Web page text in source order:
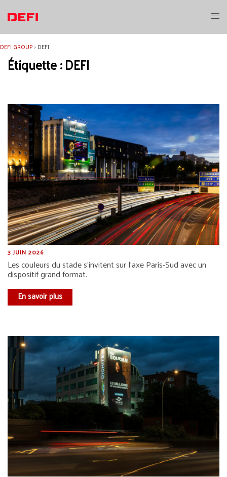
contenu
DEFI GROUP› DEFI
Étiquette :DEFI
3 JUIN 2026
Les couleurs du stade s’invitent sur l’axe Paris-Sud avec un
dispositif grand format.
En savoir plus